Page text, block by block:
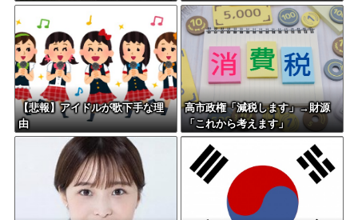
放置されていると印象操作して
しまう
らないからね。山本太郎Foreve
r????」
【悲報】アイドルが歌下手な理
由
高市政権「減税します」→財源
「これから考えます」